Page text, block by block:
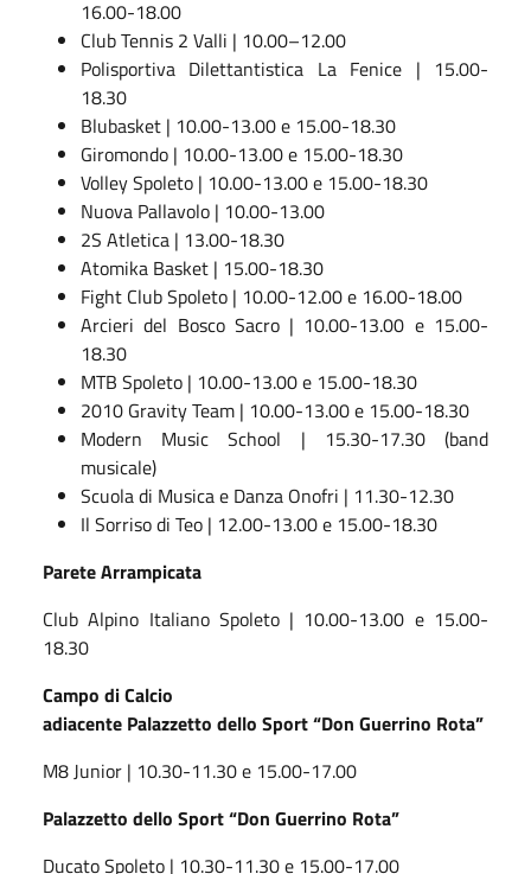
16.00-18.00
Club Tennis 2 Valli | 10.00–12.00
Polisportiva Dilettantistica La Fenice | 15.00-
18.30
Blubasket | 10.00-13.00 e 15.00-18.30
Giromondo | 10.00-13.00 e 15.00-18.30
Volley Spoleto | 10.00-13.00 e 15.00-18.30
Nuova Pallavolo | 10.00-13.00
2S Atletica | 13.00-18.30
Atomika Basket | 15.00-18.30
Fight Club Spoleto | 10.00-12.00 e 16.00-18.00
Arcieri del Bosco Sacro | 10.00-13.00 e 15.00-
18.30
MTB Spoleto | 10.00-13.00 e 15.00-18.30
2010 Gravity Team | 10.00-13.00 e 15.00-18.30
Modern Music School | 15.30-17.30 (band
musicale)
Scuola di Musica e Danza Onofri | 11.30-12.30
Il Sorriso di Teo | 12.00-13.00 e 15.00-18.30
Parete Arrampicata
Club Alpino Italiano Spoleto | 10.00-13.00 e 15.00-
18.30
Campo diCalcio
adiacente Palazzetto dello Sport “Don Guerrino Rota”
M8 Junior | 10.30-11.30 e 15.00-17.00
Palazzetto dello Sport “Don Guerrino Rota”
Ducato Spoleto | 10.30-11.30 e 15.00-17.00